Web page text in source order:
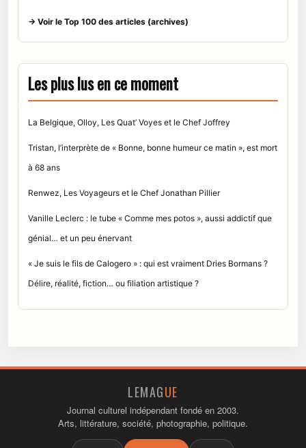
→ Voir le Top 100 des articles (archives)
Les plus lus en ce moment
La Belgique, Olloy, Les Quat’ Voyes et le Chef Joffrey
Tristan, l’interprète de « Bonne, bonne humeur ce matin », est mort
à 68 ans
Renwez, Les Voyageurs et le Chef Jonathan Pillier
Vanille Leclerc : le tube « Comme mes potos », aussi addictif que
génial… et un peu énervant
« Je suis le fils de Calogero » : qui est vraiment Dries Bormans ?
Délire, réalité, fiction… ou filiation artistique ?
LEMAGUE
Journal culturel indépendant fondé en 2003.
Arts, littérature, société, photographie, politique.